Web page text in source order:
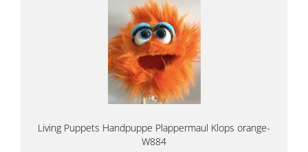
Living Puppets Handpuppe Plappermaul Klops orange-
W884